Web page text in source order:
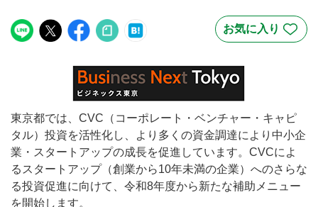
東京都では、CVC（コーポレート・ベンチャー・キャピ
タル）投資を活性化し、より多くの資金調達により中小企
業・スタートアップの成長を促進しています。CVCによ
るスタートアップ（創業から10年未満の企業）へのさらな
る投資促進に向けて、令和8年度から新たな補助メニュー
を開始します。